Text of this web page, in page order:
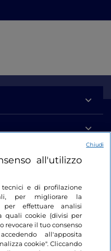
all'utilizzo
e di profilazione
per migliorare la
effettuare analisi
quali cookie (divisi per
revocare il tuo consenso
all'apposita
cookie". Cliccando
Chiudi